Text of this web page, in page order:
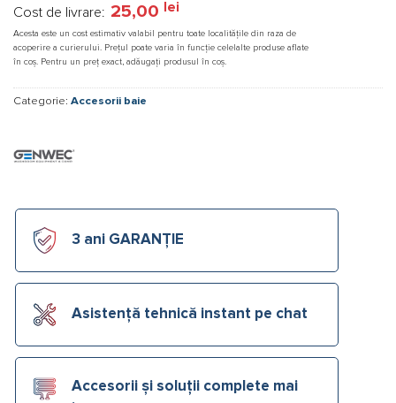
Cost de livrare: 25,00 lei
Acesta este un cost estimativ valabil pentru toate localitățile din raza de
acoperire a curierului. Prețul poate varia în funcție celelalte produse aflate
în coș. Pentru un preț exact, adăugați produsul în coș.
Categorie: Accesorii baie
3 ani GARANȚIE
Asistență tehnică instant pe chat
Accesorii și soluții complete mai